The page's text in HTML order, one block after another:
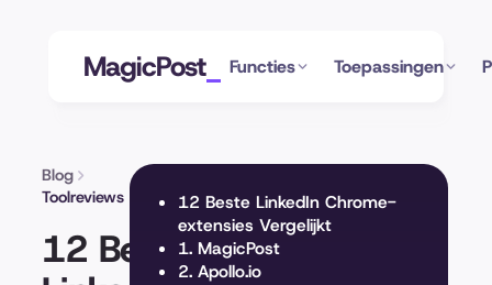
MagicPost Functies Toepassingen
Blog
Toolreviews
12 Beste
12 Beste LinkedIn Chrome-
extensies Vergelijkt
1. MagicPost
2. Apollo.io